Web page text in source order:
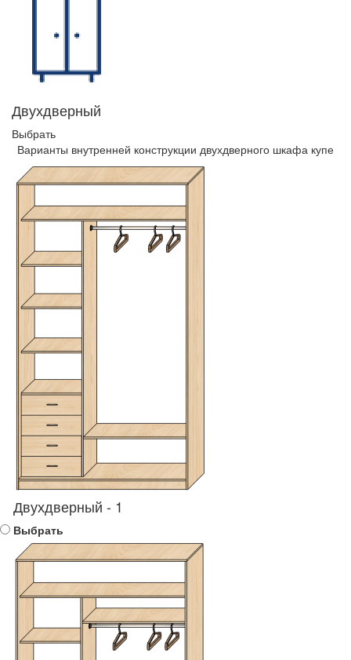
Двухдверный
Выбрать
Варианты внутренней конструкции двухдверного шкафа купе
Двухдверный - 1
Выбрать